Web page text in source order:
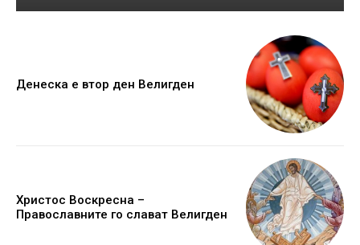
Денеска е втор ден Велигден
Христос Воскресна –
Православните го слават Велигден